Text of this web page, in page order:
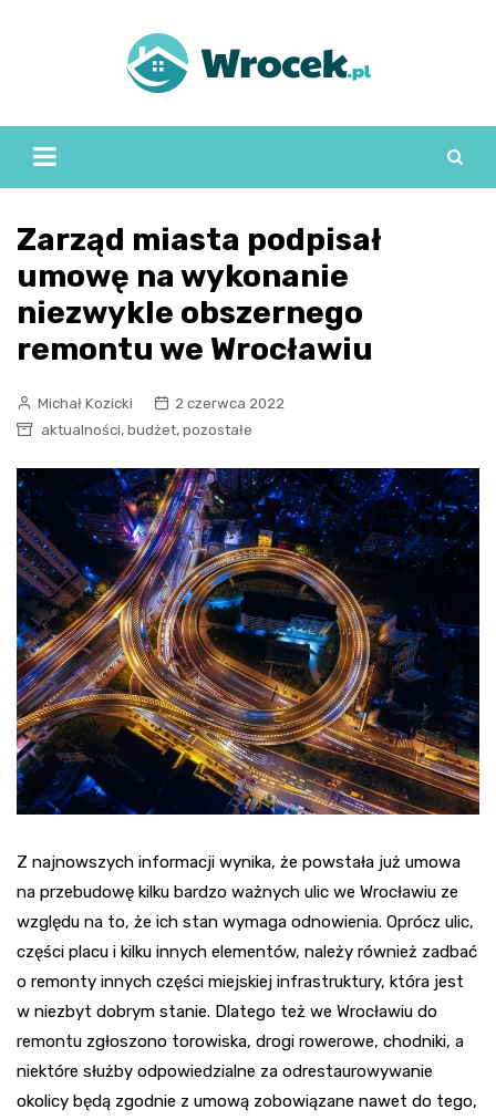
Zarząd miasta podpisał
umowę na wykonanie
niezwykle obszernego
remontu we Wrocławiu
Michał Kozicki
2 czerwca 2022
aktualności, budżet, pozostałe
Z najnowszych informacji wynika, że powstała już umowa
na przebudowę kilku bardzo ważnych ulic we Wrocławiu ze
względu na to, że ich stan wymaga odnowienia. Oprócz ulic,
części placu i kilku innych elementów, należy również zadbać
o remonty innych części miejskiej infrastruktury, która jest
w niezbyt dobrym stanie. Dlatego też we Wrocławiu do
remontu zgłoszono torowiska, drogi rowerowe, chodniki, a
niektóre służby odpowiedzialne za odrestaurowywanie
okolicy będą zgodnie z umową zobowiązane nawet do tego,